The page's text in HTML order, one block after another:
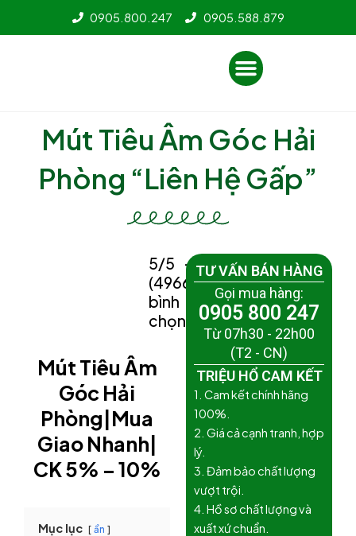
0905.800.247 0905.588.879
Menu
Mút Tiêu Âm Góc Hải
Phòng “Liên Hệ Gấp”
5/5 -
(4966
bình
chọn)
Mút Tiêu Âm
Góc Hải
Phòng|Mua
Giao Nhanh|
CK 5% – 10%
Mục lục ẩn
TƯ VẤN BÁN HÀNG
Gọi mua hàng:
0905 800 247
Từ 07h30 - 22h00
(T2 - CN)
TRIỆU HỔ CAM KẾT
1. Cam kết chính hãng
100%.
2. Giá cả cạnh tranh, hợp
lý.
3. Đảm bảo chất lượng
vượt trội.
4. Hồ sơ chất lượng và
xuất xứ chuẩn.